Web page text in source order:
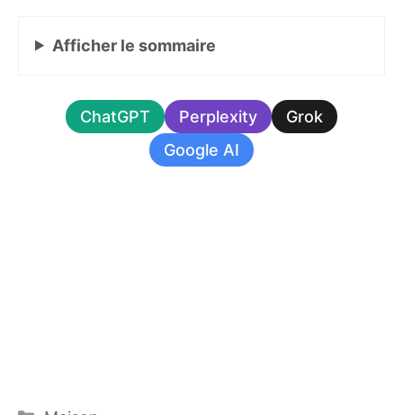
Afficher le sommaire
ChatGPT Perplexity
Grok
Google AI